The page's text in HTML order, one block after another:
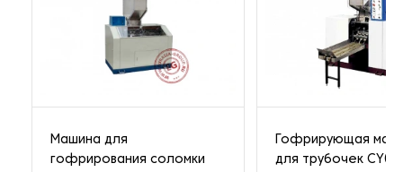
Машина для
гофрирования соломки
Гофрирующая
для трубочек